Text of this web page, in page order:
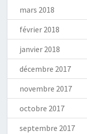
mars 2018
février 2018
janvier 2018
décembre 2017
novembre 2017
octobre 2017
septembre 2017